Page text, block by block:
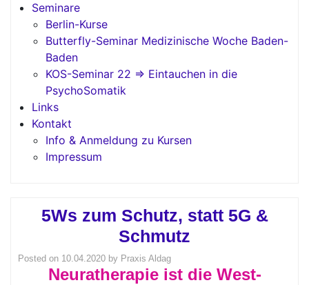
Seminare
Berlin-Kurse
Butterfly-Seminar Medizinische Woche Baden-
Baden
KOS-Seminar 22 => Eintauchen in die
PsychoSomatik
Links
Kontakt
Info & Anmeldung zu Kursen
Impressum
5Ws zum Schutz, statt 5G &
Schmutz
Posted on 10.04.2020 by Praxis Aldag
Neuratherapie ist die West-